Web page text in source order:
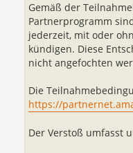
Gemäß der
Partnerprogramm
jederzeit, mit oder
kündigen. Diese
nicht angefochten
Die
https://
Der Verstoß umfasst